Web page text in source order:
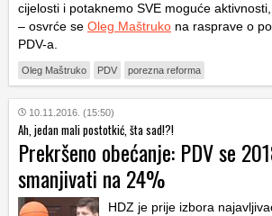
cijelosti i potaknemo SVE moguće
– osvrće se Oleg Maštruko na rasprave o
PDV-a.
Oleg Maštruko PDV porezna reforma
10.11.2016. (15:50)
Ah, jedan mali postotkić, šta sad!?!
Prekršeno obećanje: PDV se
smanjivati na 24%
HDZ je prije izbora